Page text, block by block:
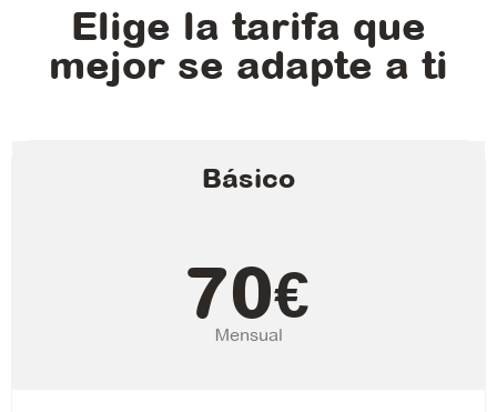
Elige la tarifa que
mejor se adapte a ti
Básico
70€
Mensual